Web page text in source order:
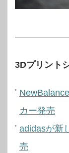
3Dプリント
カー発売
adidasが新
売